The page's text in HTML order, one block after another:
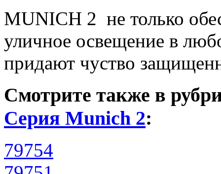
MUNICH 2 не только
уличное освещение в
придают чуство
Смотрите также в
Серия Munich 2:
79754